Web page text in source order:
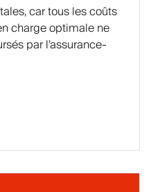
car tous les coûts
charge optimale ne
par l’assurance-